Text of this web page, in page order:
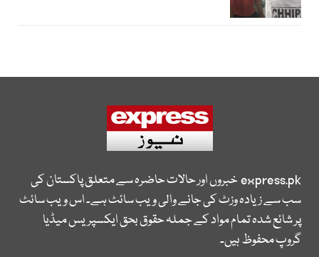
express.pkخبروں اور حالات حاضرہ سے متعلق پاکستان کی
سب سے زیادہ وزٹ کی جانے والی ویب سائٹ ہے۔ اس ویب سائٹ
پر شائع شدہ تمام مواد کے جملہ حقوق بحق ایکسپریس میڈیا
گروپ محفوظ ہیں۔